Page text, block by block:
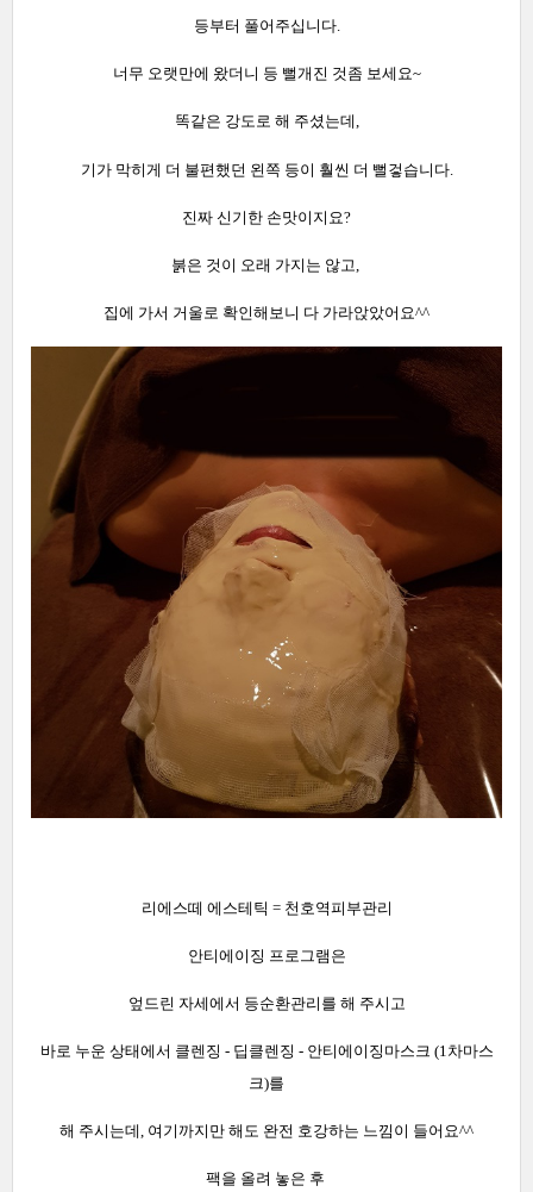
등부터 풀어주십니다.
너무 오랫만에 왔더니 등 뻘개진 것좀 보세요~
똑같은 강도로 해 주셨는데,
기가 막히게 더 불편했던 왼쪽 등이 훨씬 더 뻘겋습니다.
진짜 신기한 손맛이지요?
붉은 것이 오래 가지는 않고,
집에 가서 거울로 확인해보니 다 가라앉았어요^^
리에스떼 에스테틱 = 천호역피부관리
안티에이징 프로그램은
엎드린 자세에서 등순환관리를 해 주시고
바로 누운 상태에서 클렌징 - 딥클렌징 - 안티에이징마스크 (1차마스
크)를
해 주시는데, 여기까지만 해도 완전 호강하는 느낌이 들어요^^
팩을 올려 놓은 후